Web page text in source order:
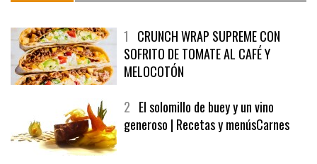
1 CRUNCH WRAP SUPREME CON
SOFRITO DE TOMATE AL CAFÉ Y
MELOCOTÓN
2 El solomillo de buey y un vino
generoso | Recetas y menúsCarnes